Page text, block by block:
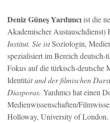
Deniz Güneş Yardımcıist die
Akademischer Austauschdienst)
Institut. Sie istSoziologin,
spezialisiert im Bereich
Fokus auf die türkisch-deutsche
Identität und der filmischen
Diasporas. Yardımcı hat einen
Medienwissenschaften/
Holloway, University of